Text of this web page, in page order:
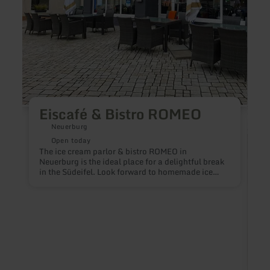
Eiscafé & Bistro ROMEO
Neuerburg
Open today
The ice cream parlor & bistro ROMEO in
Neuerburg is the ideal place for a delightful break
in the Südeifel. Look forward to homemade ice